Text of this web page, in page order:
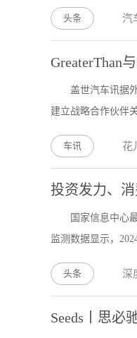
头条 汽
GreaterThan
盖世汽车讯据
建立战略合作伙伴
车讯 花
投资发力、
国家信息中心
监测数据显示，
头条 深
Seeds丨思必